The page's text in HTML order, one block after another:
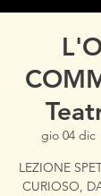
gio 04 dic
LEZIONE
CURIOSO,